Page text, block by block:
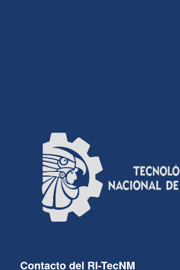
Contacto del RI-TecNM